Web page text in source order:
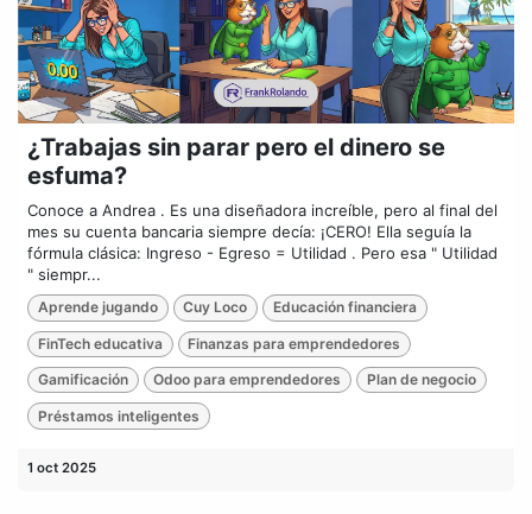
¿Trabajas sin parar pero el dinero se
esfuma?
Conoce a Andrea . Es una diseñadora increíble, pero al final del
mes su cuenta bancaria siempre decía: ¡CERO! Ella seguía la
fórmula clásica: Ingreso - Egreso = Utilidad . Pero esa " Utilidad
" siempr...
Aprende jugando Cuy Loco Educación financiera
FinTech educativa Finanzas para emprendedores
Gamificación Odoo para emprendedores Plan de negocio
Préstamos inteligentes
1 oct 2025